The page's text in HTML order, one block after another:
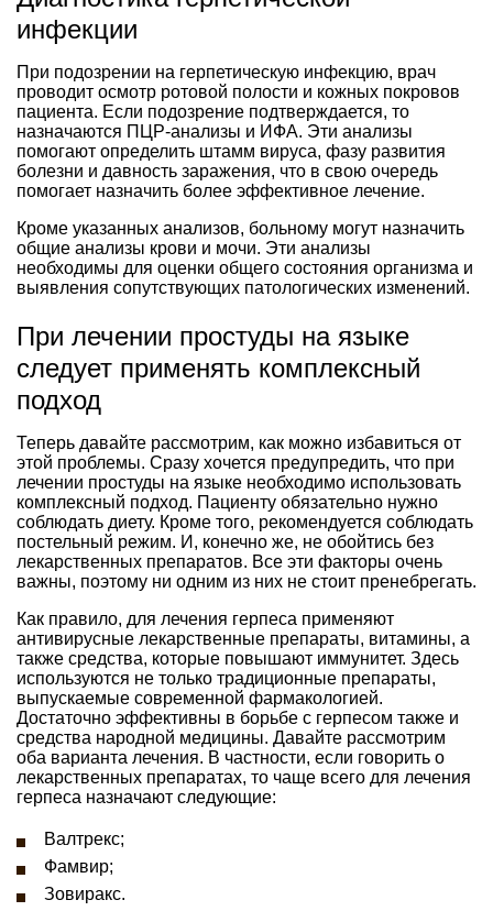
инфекции
При подозрении на герпетическую инфекцию, врач
проводит осмотр ротовой полости и кожных покровов
пациента. Если подозрение подтверждается, то
назначаются ПЦР-анализы и ИФА. Эти анализы
помогают определить штамм вируса, фазу развития
болезни и давность заражения, что в свою очередь
помогает назначить более эффективное лечение.
Кроме указанных анализов, больному могут назначить
общие анализы крови и мочи. Эти анализы
необходимы для оценки общего состояния организма и
выявления сопутствующих патологических изменений.
При лечении простуды на языке
следует применять комплексный
подход
Теперь давайте рассмотрим, как можно избавиться от
этой проблемы. Сразу хочется предупредить, что при
лечении простуды на языке необходимо использовать
комплексный подход. Пациенту обязательно нужно
соблюдать диету. Кроме того, рекомендуется соблюдать
постельный режим. И, конечно же, не обойтись без
лекарственных препаратов. Все эти факторы очень
важны, поэтому ни одним из них не стоит пренебрегать.
Как правило, для лечения герпеса применяют
антивирусные лекарственные препараты, витамины, а
также средства, которые повышают иммунитет. Здесь
используются не только традиционные препараты,
выпускаемые современной фармакологией.
Достаточно эффективны в борьбе с герпесом также и
средства народной медицины. Давайте рассмотрим
оба варианта лечения. В частности, если говорить о
лекарственных препаратах, то чаще всего для лечения
герпеса назначают следующие:
Валтрекс;
Фамвир;
Зовиракс.